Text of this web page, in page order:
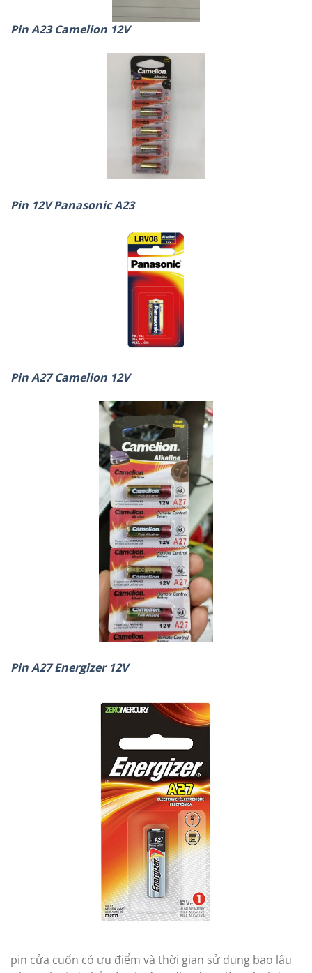
Pin A23 Camelion 12V
Pin 12V Panasonic A23
Pin A27 Camelion 12V
Pin A27 Energizer 12V
pin cửa cuốn có ưu điểm và thời gian sử dụng bao lâu